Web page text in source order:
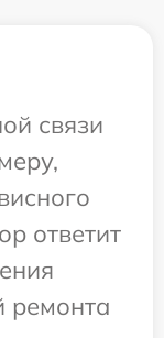
связи
ответит
ремонта